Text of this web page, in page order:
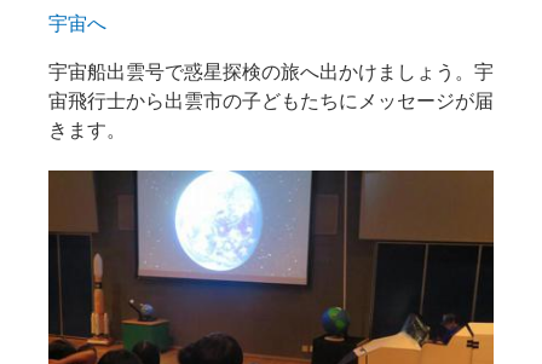
宇宙へ
宇宙船出雲号で惑星探検の旅へ出かけましょう。宇
宙飛行士から出雲市の子どもたちにメッセージが届
きます。